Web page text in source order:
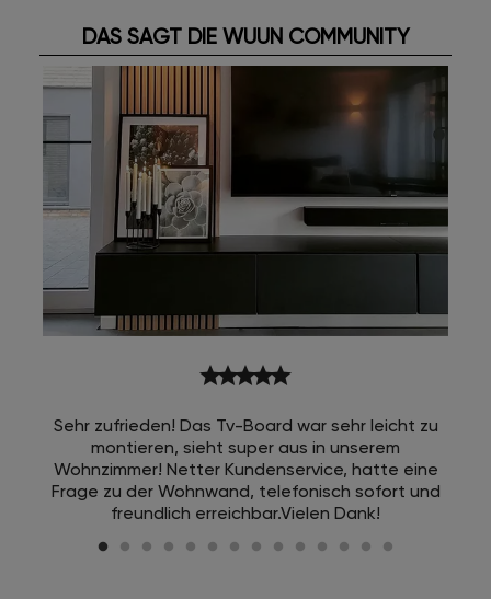
DAS SAGT DIE WUUN COMMUNITY
starstarstarstarstar
Sehr zufrieden! Das Tv-Board war sehr leicht zu
montieren, sieht super aus in unserem
Wohnzimmer! Netter Kundenservice, hatte eine
Frage zu der Wohnwand, telefonisch sofort und
freundlich erreichbar.Vielen Dank!